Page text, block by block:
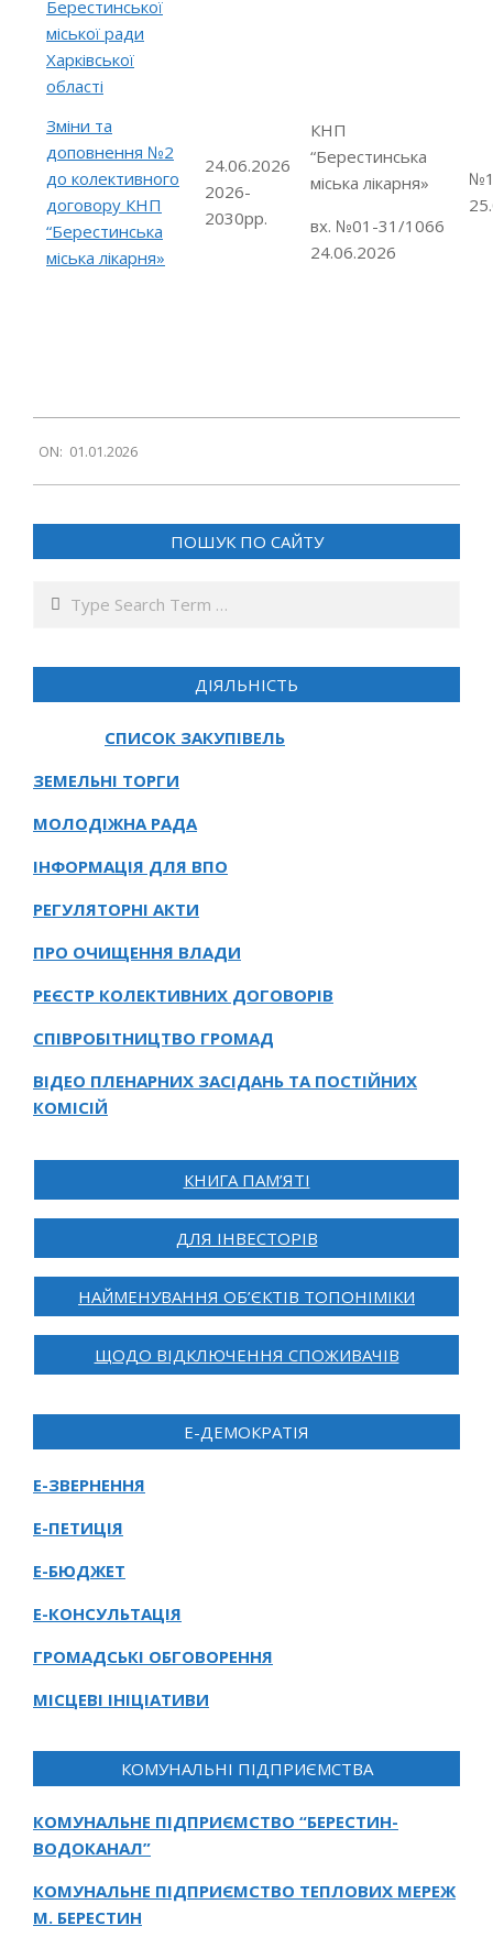
Берестинської
міської ради
Харківської
області
Зміни та
доповнення №2
до колективного
договору КНП
“Берестинська
міська лікарня»
24.06.2026
2026-
2030рр.
КНП
“Берестинська
міська лікарня»
вх. №01-31/1066
24.06.2026
01-
01
ON: 01.01.2026
ПОШУК ПО САЙТУ
Search
ДІЯЛЬНІСТЬ
СПИСОК ЗАКУПІВЕЛЬ
ЗЕМЕЛЬНІ ТОРГИ
МОЛОДІЖНА РАДА
ІНФОРМАЦІЯ ДЛЯ ВПО
РЕГУЛЯТОРНІ АКТИ
ПРО ОЧИЩЕННЯ ВЛАДИ
РЕЄСТР КОЛЕКТИВНИХ ДОГОВОРІВ
СПІВРОБІТНИЦТВО ГРОМАД
ВІДЕО ПЛЕНАРНИХ ЗАСІДАНЬ ТА ПОСТІЙНИХ
КОМІСІЙ
КНИГА ПАМ’ЯТІ
ДЛЯ ІНВЕСТОРІВ
НАЙМЕНУВАННЯ ОБ’ЄКТІВ ТОПОНІМІКИ
ЩОДО ВІДКЛЮЧЕННЯ СПОЖИВАЧІВ
Е-ДЕМОКРАТІЯ
Е-ЗВЕРНЕННЯ
Е-ПЕТИЦІЯ
Е-БЮДЖЕТ
Е-КОНСУЛЬТАЦІЯ
ГРОМАДСЬКІ ОБГОВОРЕННЯ
МІСЦЕВІ ІНІЦІАТИВИ
КОМУНАЛЬНІ ПІДПРИЄМСТВА
КОМУНАЛЬНЕ ПІДПРИЄМСТВО “БЕРЕСТИН-
ВОДОКАНАЛ”
КОМУНАЛЬНЕ ПІДПРИЄМСТВО ТЕПЛОВИХ МЕРЕЖ
М. БЕРЕСТИН